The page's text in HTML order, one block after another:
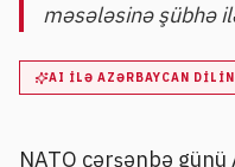
məsələsinə şübhə
AI ILƏ AZƏRBAYCAN
NATO çərşənbə